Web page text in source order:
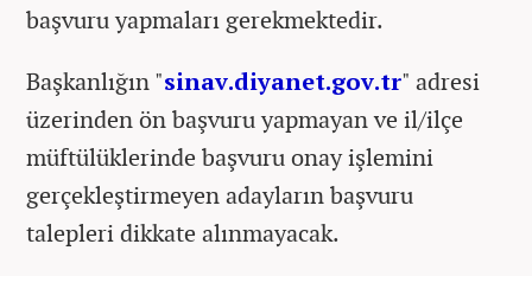
başvuru yapmaları gerekmektedir.
Başkanlığın "sinav.diyanet.gov.tr" adresi
üzerinden ön başvuru yapmayan ve il/ilçe
müftülüklerinde başvuru onay işlemini
gerçekleştirmeyen adayların başvuru
talepleri dikkate alınmayacak.